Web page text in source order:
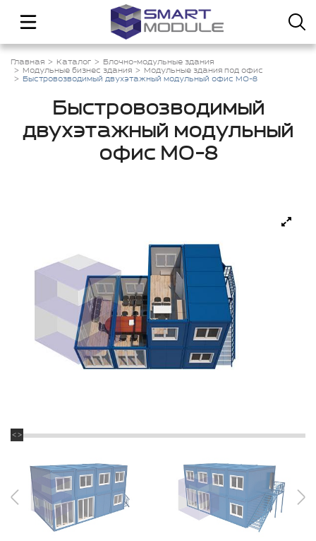
Главная Каталог
Блочно-модульные здания
Модульные бизнес здания
Модульные здания под офис
Быстровозводимый двухэтажный модульный офис МО-8
Быстровозводимый
двухэтажный модульный
офис МО-8